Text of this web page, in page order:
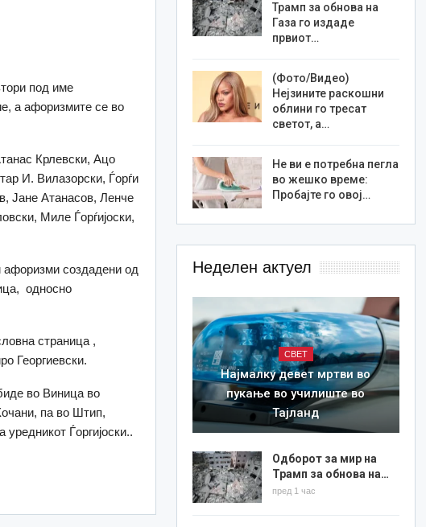
под име
а афоризмите се во
Крлевски, Ацо
И. Вилазорски, Ѓорѓи
Јане Атанасов, Ленче
Миле Ѓорѓијоски,
афоризми создадени од
односно
страница ,
Георгиевски.
во Виница во
па во Штип,
Ѓоргијоски..
Трамп за обнова на
Газа го издаде
првиот…
(Фото/Видео)
Нејзините раскошни
облини го тресат
светот, а…
Не ви е потребна пегла
во жешко време:
Пробајте го овој…
Неделен актуел
СВЕТ
Најмалку девет мртви во
пукање во училиште во
Тајланд
Одборот за мир на
Трамп за обнова на…
пред 1 час